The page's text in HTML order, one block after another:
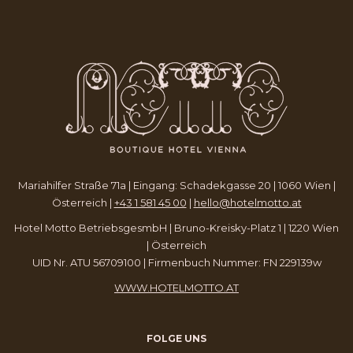
Mariahilfer Straße 71a | Eingang: Schadekgasse 20 | 1060 Wien |
Österreich | +43 1 581 45 00 | hello@hotelmotto.at
Hotel Motto BetriebsgesmbH | Bruno-Kreisky-Platz 1 | 1220 Wien
| Österreich
UID Nr. ATU 56709100 | Firmenbuch Nummer: FN 229139w
WWW.HOTELMOTTO.AT
FOLGE UNS